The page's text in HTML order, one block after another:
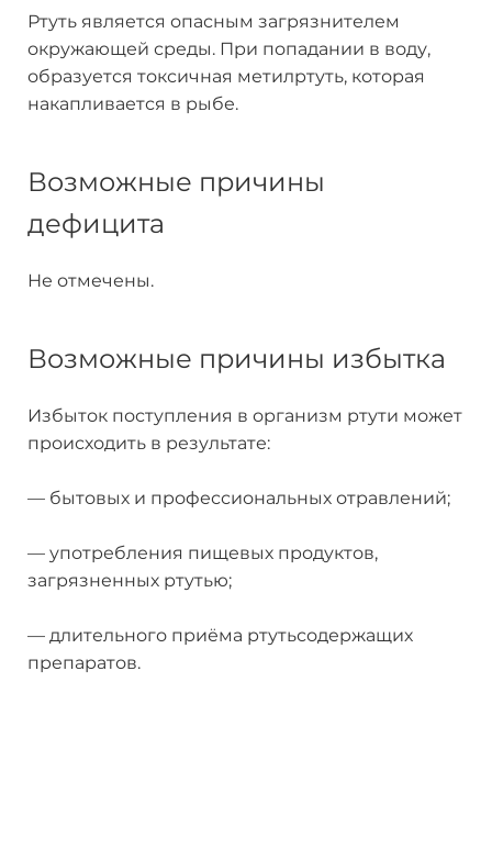
Ртуть является опасным загрязнителем
окружающей среды. При попадании в воду,
образуется токсичная метилртуть, которая
накапливается в рыбе.
Возможные причины
дефицита
Не отмечены.
Возможные причины избытка
Избыток поступления в организм ртути может
происходить в результате:
— бытовых и профессиональных отравлений;
— употребления пищевых продуктов,
загрязненных ртутью;
— длительного приёма ртутьсодержащих
препаратов.